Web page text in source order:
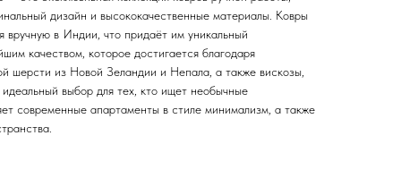
дизайн и высококачественные материалы. Ковры
вручную в Индии, что придаёт им уникальный
качеством, которое достигается благодаря
шерсти из Новой Зеландии и Непала, а также вискозы,
выбор для тех, кто ищет необычные
современные апартаменты в стиле минимализм, а также